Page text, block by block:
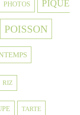
PHOTOS PIQUE
POISSON
RIZ
TARTE